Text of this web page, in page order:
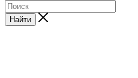
Найти